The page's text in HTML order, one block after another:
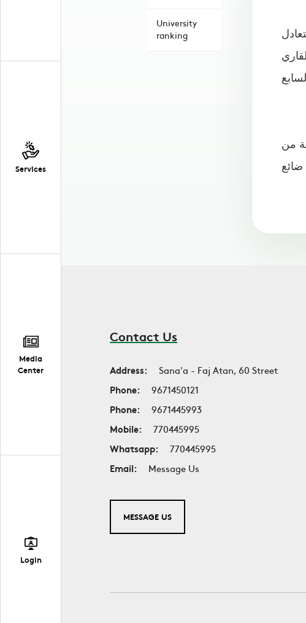
Services
Media
Center
Login
University
ranking
باللقب القاري
سبعة من
Contact Us
Address:
Sana'a - Faj Atan, 60 Street
Phone:
9671450121
Phone:
9671445993
Mobile:
770445995
Whatsapp:
770445995
Email:
Message Us
MESSAGE US